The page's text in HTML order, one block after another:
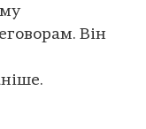
Він